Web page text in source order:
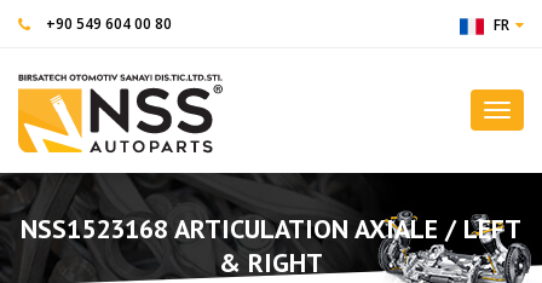
+90 549 604 00 80 FR
NSS1523168 ARTICULATION AXIALE / LEFT
& RIGHT